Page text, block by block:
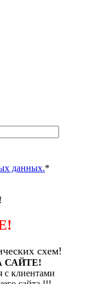
данных.*
схем!
САЙТЕ!
клиентами